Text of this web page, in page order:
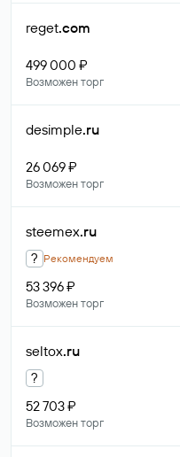
reget.com
499 000 ₽
Возможен торг
desimple.ru
26 069 ₽
Возможен торг
steemex.ru
? Рекомендуем
53 396 ₽
Возможен торг
seltox.ru
?
52 703 ₽
Возможен торг